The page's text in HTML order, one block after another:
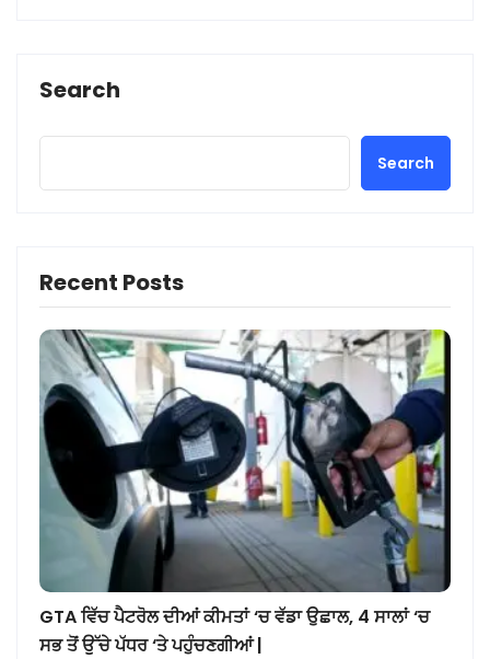
Search
Search
Recent Posts
GTA ਵਿੱਚ ਪੈਟਰੋਲ ਦੀਆਂ ਕੀਮਤਾਂ ‘ਚ ਵੱਡਾ ਉਛਾਲ, 4 ਸਾਲਾਂ ‘ਚ
ਸਭ ਤੋਂ ਉੱਚੇ ਪੱਧਰ ‘ਤੇ ਪਹੁੰਚਣਗੀਆਂ |